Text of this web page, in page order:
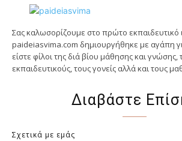
Σας καλωσορίζουμε στο πρώτο εκπαιδευτικό
paideiasvima.com δημιουργήθηκε με αγάπη
είστε φίλοι της διά βίου μάθησης και γνώσης,
εκπαιδευτικούς, τους γονείς αλλά και τους
Διαβάστε
Σχετικά με εμάς